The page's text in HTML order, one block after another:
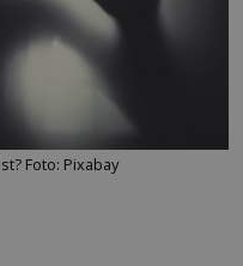
Foto: Pixabay